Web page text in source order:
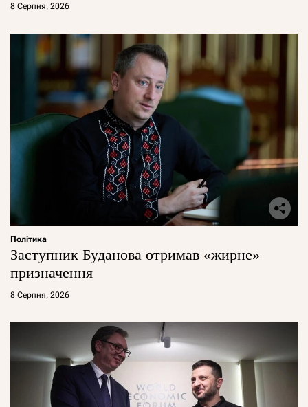
8 Серпня, 2026
Політика
Заступник Буданова отримав «жирне»
призначення
8 Серпня, 2026